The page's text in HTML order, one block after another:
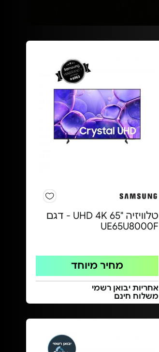
טלוויזיה "65 UHD 4K - דגם
UE65U8000F
מחיר מיוחד
אחריות יבואן רשמי
משלוח חינם